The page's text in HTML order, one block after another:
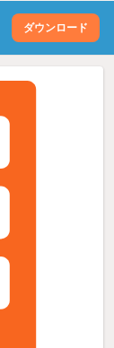
ダウンロード